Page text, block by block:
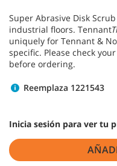
Super Abrasive Disk
industrial floors. Tennant
uniquely for Tennant &
specific. Please check
before ordering.
Reemplaza 1221543
Inicia sesión para ver tu